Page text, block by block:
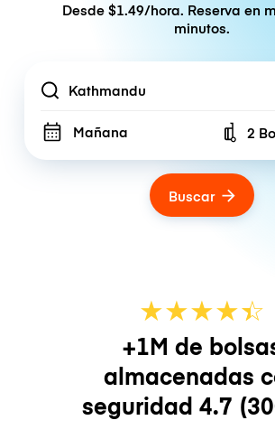
Desde $1.49/hora. Reserva en
minutos.
Location
Mañana 2
Buscar
★★★★☆
★
+1M de
almacenadas
seguridad 4.7